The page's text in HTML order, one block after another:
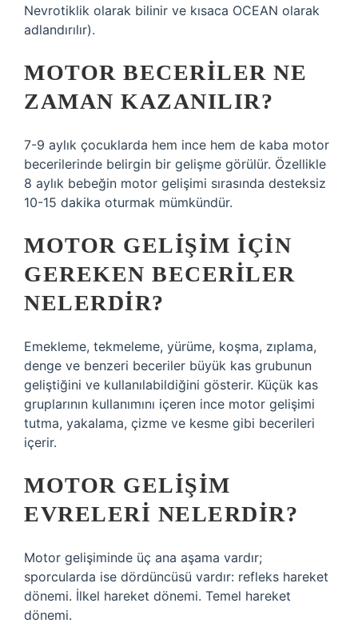
Nevrotiklik olarak bilinir ve kısaca OCEAN olarak
adlandırılır).
MOTOR BECERILER NE
ZAMAN KAZANILIR?
7-9 aylık çocuklarda hem ince hem de kaba motor
becerilerinde belirgin bir gelişme görülür. Özellikle
8 aylık bebeğin motor gelişimi sırasında desteksiz
10-15 dakika oturmak mümkündür.
MOTOR GELIŞIM IÇIN
GEREKEN BECERILER
NELERDIR?
Emekleme, tekmeleme, yürüme, koşma, zıplama,
denge ve benzeri beceriler büyük kas grubunun
geliştiğini ve kullanılabildiğini gösterir. Küçük kas
gruplarının kullanımını içeren ince motor gelişimi
tutma, yakalama, çizme ve kesme gibi becerileri
içerir.
MOTOR GELIŞIM
EVRELERI NELERDIR?
Motor gelişiminde üç ana aşama vardır;
sporcularda ise dördüncüsü vardır: refleks hareket
dönemi. İlkel hareket dönemi. Temel hareket
dönemi.